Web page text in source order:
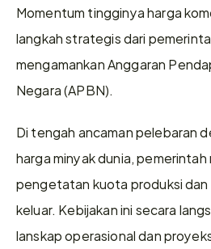
Momentum tingginya harga
langkah strategis dari
mengamankan Anggaran
Negara (APBN).
Di tengah ancaman pelebaran
harga minyak dunia,
pengetatan kuota produksi
keluar. Kebijakan ini secara
lanskap operasional dan